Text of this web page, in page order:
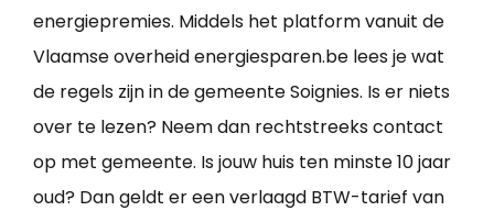
energiepremies. Middels het platform vanuit de
Vlaamse overheid energiesparen.be lees je wat
de regels zijn in de gemeente Soignies. Is er niets
over te lezen? Neem dan rechtstreeks contact
op met gemeente. Is jouw huis ten minste 10 jaar
oud? Dan geldt er een verlaagd BTW-tarief van